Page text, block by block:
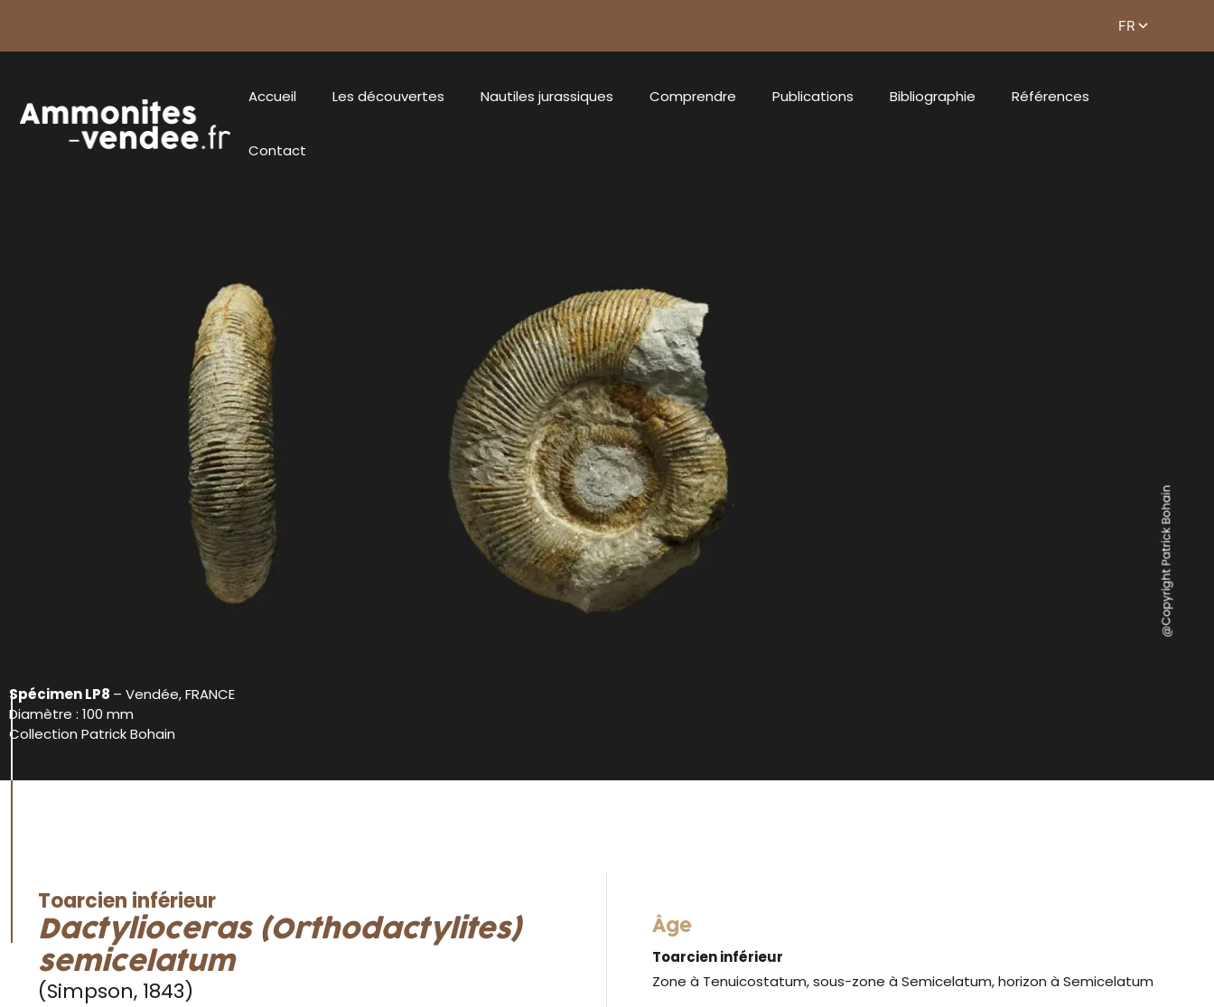
Accueil Les découvertes Nautiles jurassiques Comprendre Publications Bibliographie Références
Contact
Spécimen LP8 – Vendée, FRANCE
Diamètre : 100 mm
Collection Patrick Bohain
Toarcien inférieur
Dactylioceras (Orthodactylites)
semicelatum
(Simpson, 1843)
Âge
Toarcien inférieur
Zone à Tenuicostatum, sous-zone à Semicelatum, horizon à Semicelatum